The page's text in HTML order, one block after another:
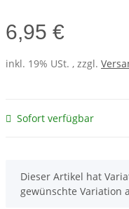
6,95 €
inkl. 19% USt. , zzgl.
Sofort verfügbar
x
Dieser Artikel hat
gewünschte Variation